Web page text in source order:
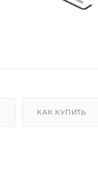
КАК КУПИТЬ